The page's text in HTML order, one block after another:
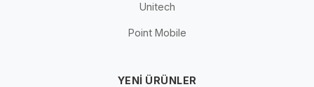
Unitech
Point Mobile
YENI ÜRÜNLER